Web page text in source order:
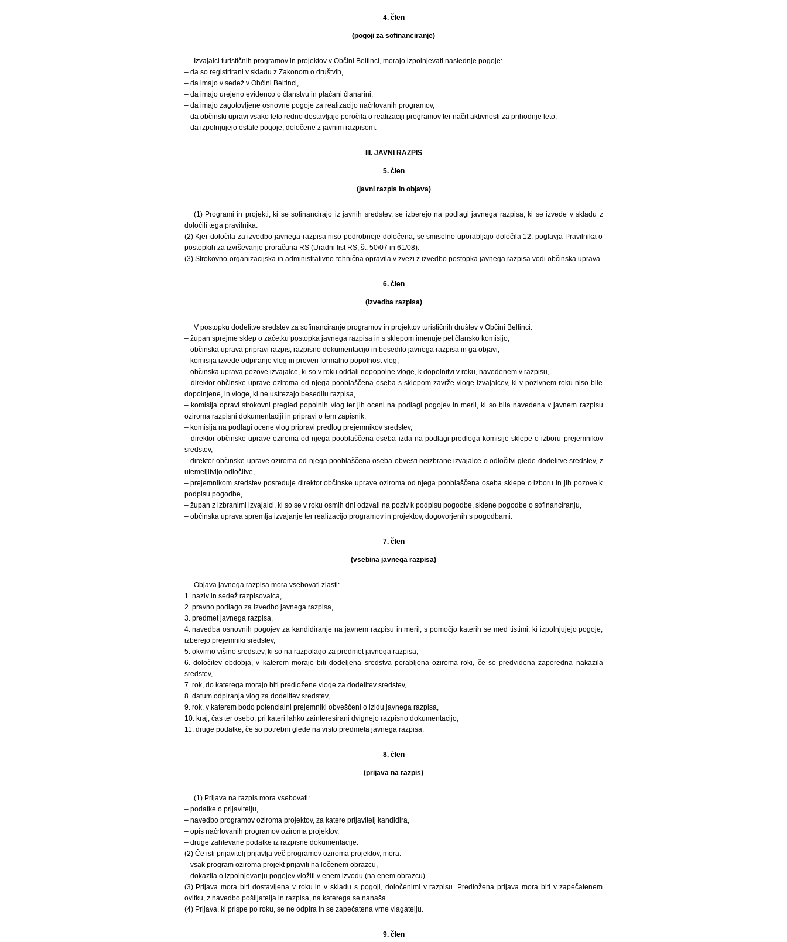
4. člen
(pogoji za sofinanciranje)
Izvajalci turističnih programov in projektov v Občini Beltinci, morajo izpolnjevati naslednje pogoje:
– da so registrirani v skladu z Zakonom o društvih,
– da imajo v sedež v Občini Beltinci,
– da imajo urejeno evidenco o članstvu in plačani članarini,
– da imajo zagotovljene osnovne pogoje za realizacijo načrtovanih programov,
– da občinski upravi vsako leto redno dostavljajo poročila o realizaciji programov ter načrt aktivnosti za prihodnje leto,
– da izpolnjujejo ostale pogoje, določene z javnim razpisom.
III. JAVNI RAZPIS
5. člen
(javni razpis in objava)
(1) Programi in projekti, ki se sofinancirajo iz javnih sredstev, se izberejo na podlagi javnega razpisa, ki se izvede v skladu z
določili tega pravilnika.
(2) Kjer določila za izvedbo javnega razpisa niso podrobneje določena, se smiselno uporabljajo določila 12. poglavja Pravilnika o
postopkih za izvrševanje proračuna RS (Uradni list RS, št. 50/07 in 61/08).
(3) Strokovno-organizacijska in administrativno-tehnična opravila v zvezi z izvedbo postopka javnega razpisa vodi občinska uprava.
6. člen
(izvedba razpisa)
V postopku dodelitve sredstev za sofinanciranje programov in projektov turističnih društev v Občini Beltinci:
– župan sprejme sklep o začetku postopka javnega razpisa in s sklepom imenuje pet člansko komisijo,
– občinska uprava pripravi razpis, razpisno dokumentacijo in besedilo javnega razpisa in ga objavi,
– komisija izvede odpiranje vlog in preveri formalno popolnost vlog,
– občinska uprava pozove izvajalce, ki so v roku oddali nepopolne vloge, k dopolnitvi v roku, navedenem v razpisu,
– direktor občinske uprave oziroma od njega pooblaščena oseba s sklepom zavrže vloge izvajalcev, ki v pozivnem roku niso bile
dopolnjene, in vloge, ki ne ustrezajo besedilu razpisa,
– komisija opravi strokovni pregled popolnih vlog ter jih oceni na podlagi pogojev in meril, ki so bila navedena v javnem razpisu
oziroma razpisni dokumentaciji in pripravi o tem zapisnik,
– komisija na podlagi ocene vlog pripravi predlog prejemnikov sredstev,
– direktor občinske uprave oziroma od njega pooblaščena oseba izda na podlagi predloga komisije sklepe o izboru prejemnikov
sredstev,
– direktor občinske uprave oziroma od njega pooblaščena oseba obvesti neizbrane izvajalce o odločitvi glede dodelitve sredstev, z
utemeljitvijo odločitve,
– prejemnikom sredstev posreduje direktor občinske uprave oziroma od njega pooblaščena oseba sklepe o izboru in jih pozove k
podpisu pogodbe,
– župan z izbranimi izvajalci, ki so se v roku osmih dni odzvali na poziv k podpisu pogodbe, sklene pogodbe o sofinanciranju,
– občinska uprava spremlja izvajanje ter realizacijo programov in projektov, dogovorjenih s pogodbami.
7. člen
(vsebina javnega razpisa)
Objava javnega razpisa mora vsebovati zlasti:
1. naziv in sedež razpisovalca,
2. pravno podlago za izvedbo javnega razpisa,
3. predmet javnega razpisa,
4. navedba osnovnih pogojev za kandidiranje na javnem razpisu in meril, s pomočjo katerih se med tistimi, ki izpolnjujejo pogoje,
izberejo prejemniki sredstev,
5. okvirno višino sredstev, ki so na razpolago za predmet javnega razpisa,
6. določitev obdobja, v katerem morajo biti dodeljena sredstva porabljena oziroma roki, če so predvidena zaporedna nakazila
sredstev,
7. rok, do katerega morajo biti predložene vloge za dodelitev sredstev,
8. datum odpiranja vlog za dodelitev sredstev,
9. rok, v katerem bodo potencialni prejemniki obveščeni o izidu javnega razpisa,
10. kraj, čas ter osebo, pri kateri lahko zainteresirani dvignejo razpisno dokumentacijo,
11. druge podatke, če so potrebni glede na vrsto predmeta javnega razpisa.
8. člen
(prijava na razpis)
(1) Prijava na razpis mora vsebovati:
– podatke o prijavitelju,
– navedbo programov oziroma projektov, za katere prijavitelj kandidira,
– opis načrtovanih programov oziroma projektov,
– druge zahtevane podatke iz razpisne dokumentacije.
(2) Če isti prijavitelj prijavlja več programov oziroma projektov, mora:
– vsak program oziroma projekt prijaviti na ločenem obrazcu,
– dokazila o izpolnjevanju pogojev vložiti v enem izvodu (na enem obrazcu).
(3) Prijava mora biti dostavljena v roku in v skladu s pogoji, določenimi v razpisu. Predložena prijava mora biti v zapečatenem
ovitku, z navedbo pošiljatelja in razpisa, na katerega se nanaša.
(4) Prijava, ki prispe po roku, se ne odpira in se zapečatena vrne vlagatelju.
9. člen